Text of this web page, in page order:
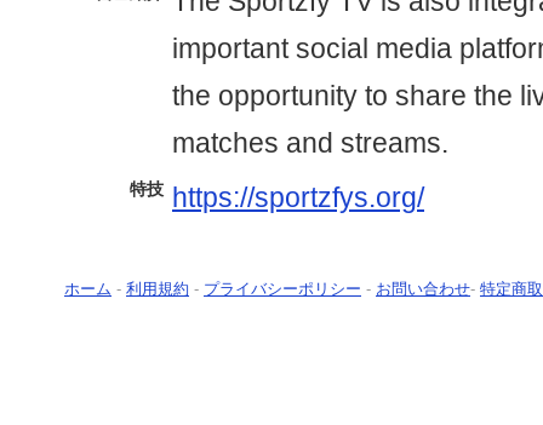
important social media
the opportunity to share the
matches and streams.
特技 https://sportzfys.org/
ホーム - 利用規約 - プライバシーポリシー - お問い合わせ- 特定商